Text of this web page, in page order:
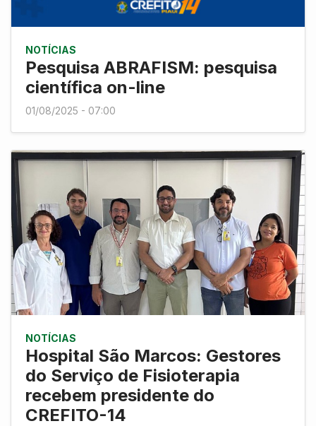
NOTÍCIAS
Pesquisa ABRAFISM: pesquisa
científica on-line
01/08/2025 - 07:00
NOTÍCIAS
Hospital São Marcos: Gestores
do Serviço de Fisioterapia
recebem presidente do
CREFITO-14